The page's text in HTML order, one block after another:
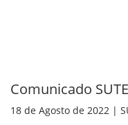
Comunicado
18 de Agosto de 2022 |